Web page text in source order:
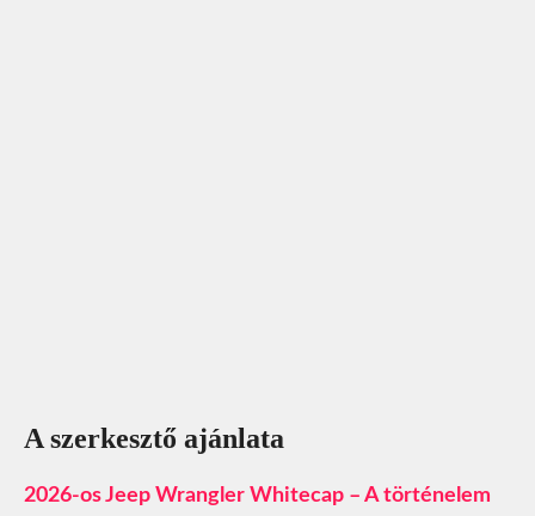
A szerkesztő ajánlata
2026-os Jeep Wrangler Whitecap – A történelem